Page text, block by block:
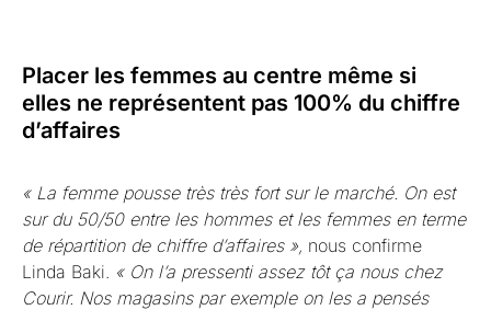
Placer les femmes au centre même si
elles ne représentent pas 100% du chiffre
d’affaires
« La femme pousse très très fort sur le marché. On est
sur du 50/50 entre les hommes et les femmes en terme
de répartition de chiffre d’affaires », nous confirme
Linda Baki. « On l’a pressenti assez tôt ça nous chez
Courir. Nos magasins par exemple on les a pensés